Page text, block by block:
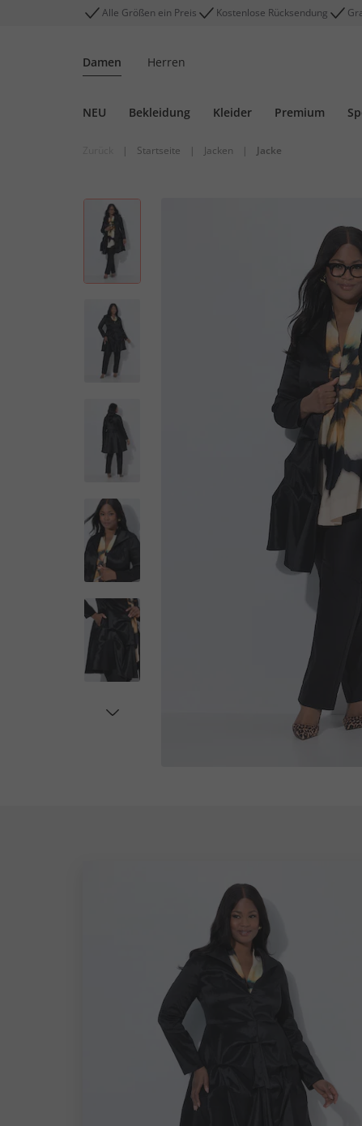
Alle Größen ein Preis Kostenlose Rücksendung
Damen Herren
NEU Bekleidung Kleider Premium
| Startseite | Jacken | Jacke